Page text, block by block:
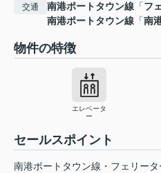
交通 南港ポートタウン線 「フ
南港ポートタウン線 「南
物件の特徴
エレベータ
ー
セールスポイント
南港ポートタウン線・フェリータ